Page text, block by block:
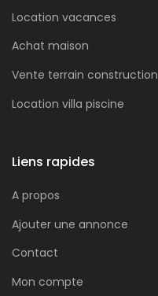
Location vacances
Achat maison
Vente terrain construction
Location villa piscine
Liens rapides
A propos
Ajouter une annonce
Contact
Mon compte